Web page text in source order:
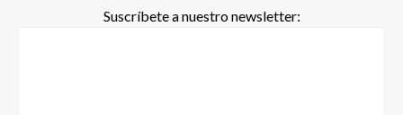
Suscríbete a nuestro newsletter: